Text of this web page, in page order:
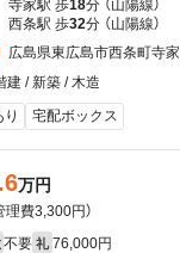
寺家駅 歩18分 （山陽線）
西条駅 歩32分 （山陽線）
広島県東広島市西条町寺家
建 / 新築 / 木造
宅配ボックス
万円
理費3,300円）
不要 礼 76,000円